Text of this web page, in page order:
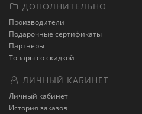
ДОПОЛНИТЕЛЬНО
Производители
Подарочные сертификаты
Партнёры
Товары со скидкой
ЛИЧНЫЙ КАБИНЕТ
Личный кабинет
История заказов